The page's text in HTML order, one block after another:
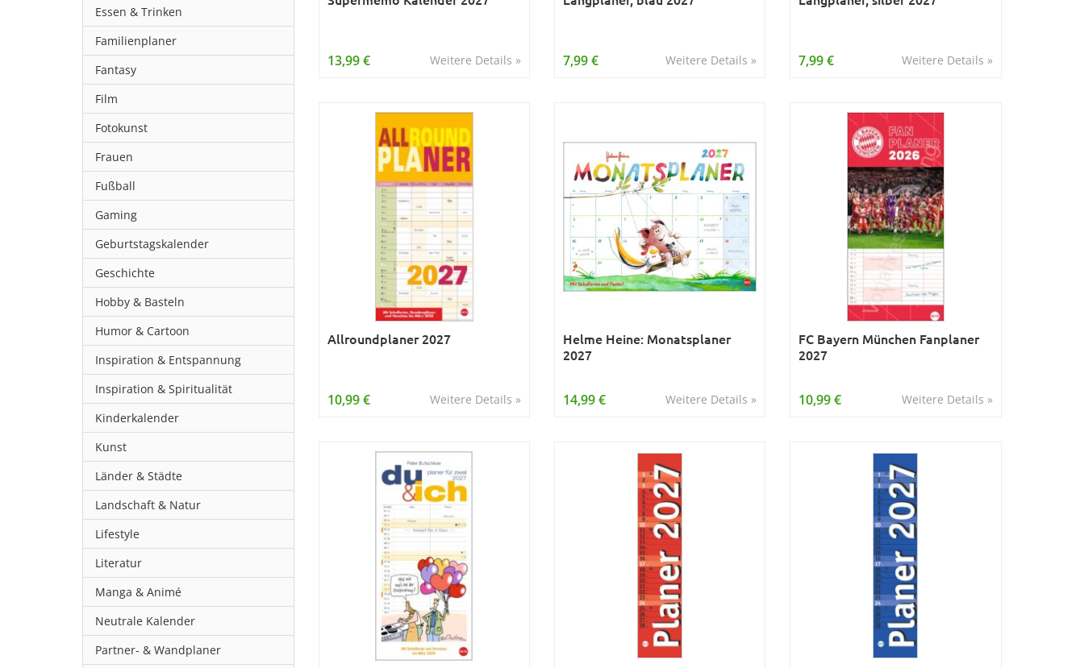
Essen & Trinken
Familienplaner
Fantasy
Film
Fotokunst
Frauen
Fußball
Gaming
Geburtstagskalender
Geschichte
Hobby & Basteln
Humor & Cartoon
Inspiration & Entspannung
Inspiration & Spiritualität
Kinderkalender
Kunst
Länder & Städte
Landschaft & Natur
Lifestyle
Literatur
Manga & Animé
Neutrale Kalender
Partner- & Wandplaner
Weitere Details »
13,99 € Weitere Details »
7,99 € Weitere Details »
7,99 €
Allroundplaner 2027
Weitere Details »
10,99 €
Helme Heine: Monatsplaner
2027
Weitere Details »
14,99 €
FC Bayern München Fanplaner
2027
Weitere Details »
10,99 €